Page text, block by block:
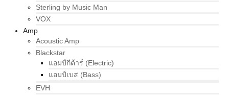
Sterling by Music Man
VOX
Amp
Acoustic Amp
Blackstar
แอมป์กีต้าร์ (Electric)
แอมป์เบส (Bass)
EVH